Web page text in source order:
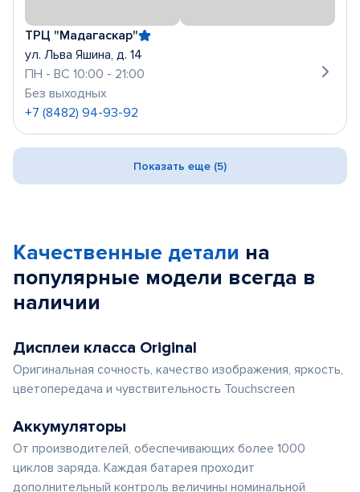
ТРЦ "Мадагаскар"
ул. Льва Яшина, д. 14
ПН - ВС 10:00 - 21:00
Без выходных
+7 (8482) 94-93-92
Показать еще (5)
Качественные детали на
популярные модели всегда в
наличии
Дисплеи класса Original
Оригинальная сочность, качество изображения, яркость,
цветопередача и чувствительность Touchscreen
Аккумуляторы
От производителей, обеспечивающих более 1000
циклов заряда. Каждая батарея проходит
дополнительный контроль величины номинальной